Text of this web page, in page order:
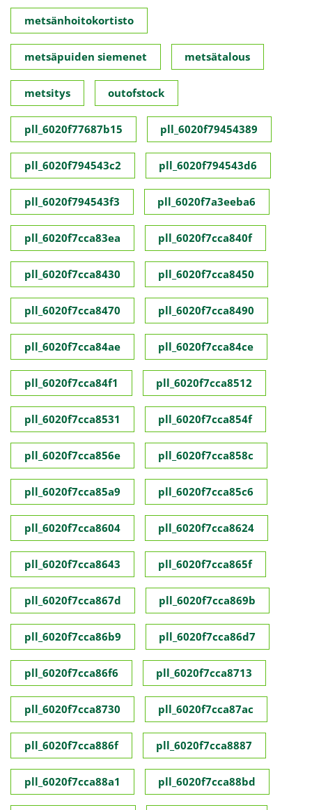
metsänhoitokortisto
metsäpuiden siemenet metsätalous
metsitys outofstock
pll_6020f77687b15 pll_6020f79454389
pll_6020f794543c2 pll_6020f794543d6
pll_6020f794543f3 pll_6020f7a3eeba6
pll_6020f7cca83ea pll_6020f7cca840f
pll_6020f7cca8430 pll_6020f7cca8450
pll_6020f7cca8470 pll_6020f7cca8490
pll_6020f7cca84ae pll_6020f7cca84ce
pll_6020f7cca84f1 pll_6020f7cca8512
pll_6020f7cca8531 pll_6020f7cca854f
pll_6020f7cca856e pll_6020f7cca858c
pll_6020f7cca85a9 pll_6020f7cca85c6
pll_6020f7cca8604 pll_6020f7cca8624
pll_6020f7cca8643 pll_6020f7cca865f
pll_6020f7cca867d pll_6020f7cca869b
pll_6020f7cca86b9 pll_6020f7cca86d7
pll_6020f7cca86f6 pll_6020f7cca8713
pll_6020f7cca8730 pll_6020f7cca87ac
pll_6020f7cca886f pll_6020f7cca8887
pll_6020f7cca88a1 pll_6020f7cca88bd